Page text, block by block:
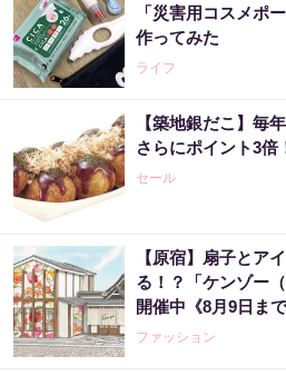
「災害用コスメポ
作ってみた
ライフ
【築地銀だこ】毎
さらにポイント3倍
セール
【原宿】扇子とア
る！？「ケンゾー
開催中《8月9日まで
ファッション